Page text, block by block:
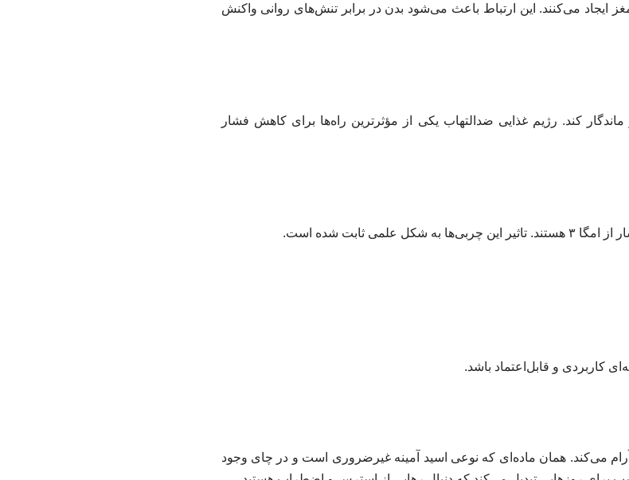
ایجاد می‌کنند. این ارتباط باعث می‌شود بدن در برابر تنش‌های روانی واکنش
کند. رژیم غذایی ضدالتهاب یکی از مؤثرترین راه‌ها برای کاهش فشار
علمی ثابت شده است.
کاربردی و قابل‌اعتماد باشد.
آرام می‌کند. همان ماده‌ای که نوعی اسید آمینه غیرضروری است و در چای وجود